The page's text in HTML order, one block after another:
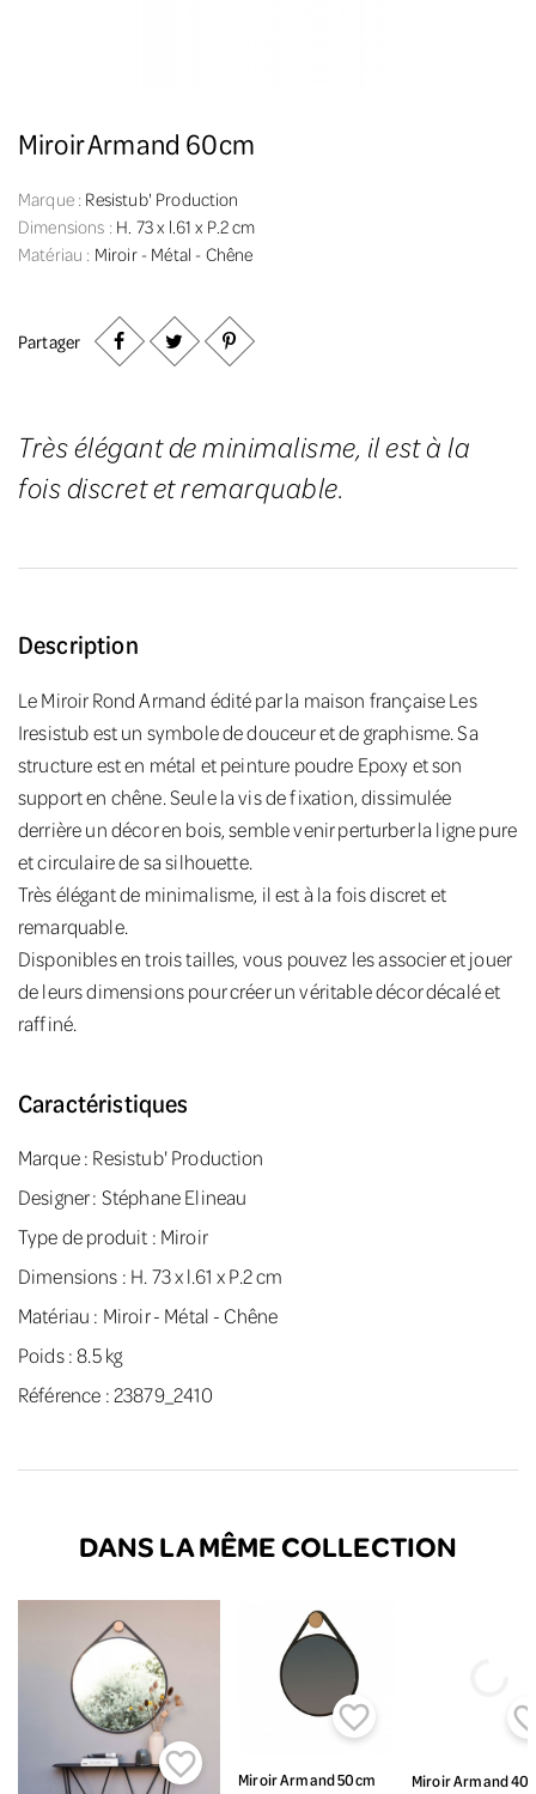
Miroir Armand 60cm
Marque : Resistub' Production
Dimensions : H. 73 x l.61 x P.2 cm
Matériau : Miroir - Métal - Chêne
Partager
Très élégant de minimalisme, il est à la
fois discret et remarquable.
Description
Le Miroir Rond Armand édité par la maison française Les
Iresistub est un symbole de douceur et de graphisme. Sa
structure est en métal et peinture poudre Epoxy et son
support en chêne. Seule la vis de fixation, dissimulée
derrière un décor en bois, semble venir perturber la ligne pure
et circulaire de sa silhouette.
Très élégant de minimalisme, il est à la fois discret et
remarquable.
Disponibles en trois tailles, vous pouvez les associer et jouer
de leurs dimensions pour créer un véritable décor décalé et
raffiné.
Caractéristiques
Marque : Resistub' Production
Designer : Stéphane Elineau
Type de produit : Miroir
Dimensions : H. 73 x l.61 x P.2 cm
Matériau : Miroir - Métal - Chêne
Poids : 8.5 kg
Référence : 23879_2410
DANS LA MÊME COLLECTION


Miroir Armand 50cm
Miroir Armand